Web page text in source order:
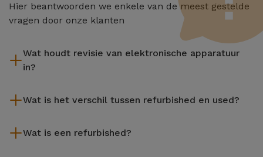
Hier beantwoorden we enkele van de meest gestelde
vragen door onze klanten
Wat houdt revisie van elektronische apparatuur
in?
reiniging, en niet te vergeten het repareren van elk defect
apparatuur die door Services wordt gereviseerd,
Wat is het verschil tussen refurbished en used?
getest en voorbereid door gespecialiseerde technici om hun
Wat is een refurbished?